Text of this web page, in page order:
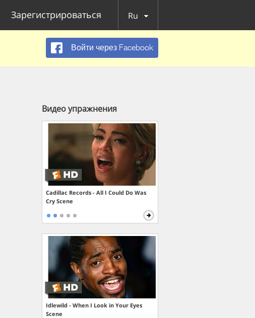
Зарегистрироваться Ru
Войти через Facebook
Видео упражнения
Cadillac Records - All I Could Do Was
Cry Scene
Idlewild - When I Look in Your Eyes
Scene